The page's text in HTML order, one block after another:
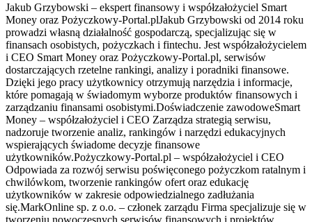
Jakub Grzybowski – ekspert finansowy i współzałożyciel Smart
Money oraz Pożyczkowy-Portal.plJakub Grzybowski od 2014 roku
prowadzi własną działalność gospodarczą, specjalizując się w
finansach osobistych, pożyczkach i fintechu. Jest współzałożycielem
i CEO Smart Money oraz Pożyczkowy-Portal.pl, serwisów
dostarczających rzetelne rankingi, analizy i poradniki finansowe.
Dzięki jego pracy użytkownicy otrzymują narzędzia i informacje,
które pomagają w świadomym wyborze produktów finansowych i
zarządzaniu finansami osobistymi.Doświadczenie zawodoweSmart
Money – współzałożyciel i CEO Zarządza strategią serwisu,
nadzoruje tworzenie analiz, rankingów i narzędzi edukacyjnych
wspierających świadome decyzje finansowe
użytkowników.Pożyczkowy-Portal.pl – współzałożyciel i CEO
Odpowiada za rozwój serwisu poświęconego pożyczkom ratalnym i
chwilówkom, tworzenie rankingów ofert oraz edukację
użytkowników w zakresie odpowiedzialnego zadłużania
się.MarkOnline sp. z o.o. – członek zarządu Firma specjalizuje się w
tworzeniu nowoczesnych serwisów finansowych i projektów